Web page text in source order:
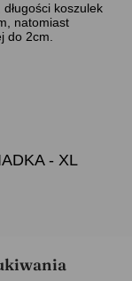
koszulek
natomiast
do 2cm.
- XL